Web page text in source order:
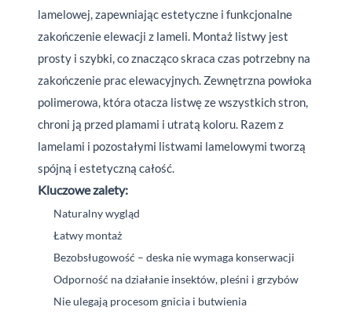
lamelowej, zapewniając estetyczne i funkcjonalne
zakończenie elewacji z lameli. Montaż listwy jest
prosty i szybki, co znacząco skraca czas potrzebny na
zakończenie prac elewacyjnych. Zewnętrzna powłoka
polimerowa, która otacza listwę ze wszystkich stron,
chroni ją przed plamami i utratą koloru. Razem z
lamelami i pozostałymi listwami lamelowymi tworzą
spójną i estetyczną całość.
Kluczowe zalety:
Naturalny wygląd
Łatwy montaż
Bezobsługowość – deska nie wymaga konserwacji
Odporność na działanie insektów, pleśni i grzybów
Nie ulegają procesom gnicia i butwienia